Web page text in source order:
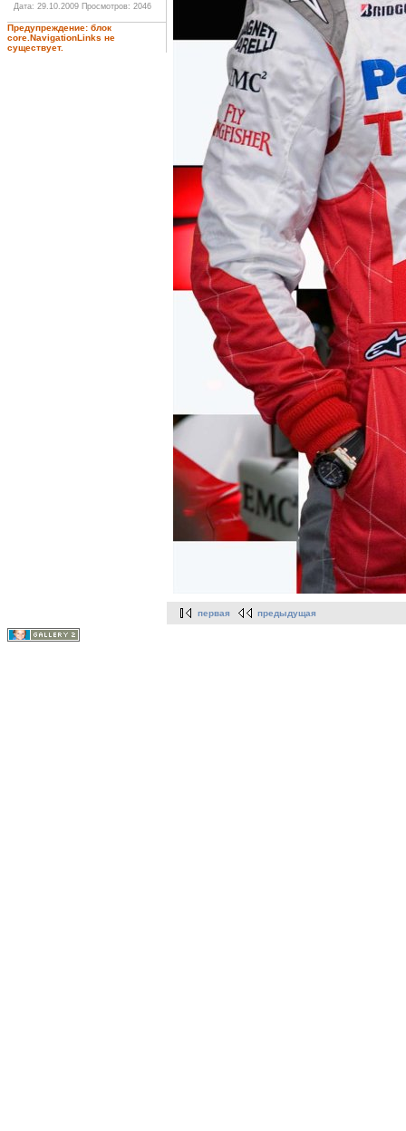
Дата: 29.10.2009 Просмотров: 2046
Предупреждение: блок
core.NavigationLinks не
существует.
первая предыдущая